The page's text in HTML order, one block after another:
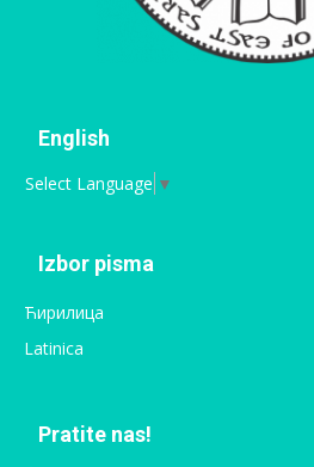
English
Select Language ▼
Izbor pisma
Ћирилица
Latinica
Pratite nas!